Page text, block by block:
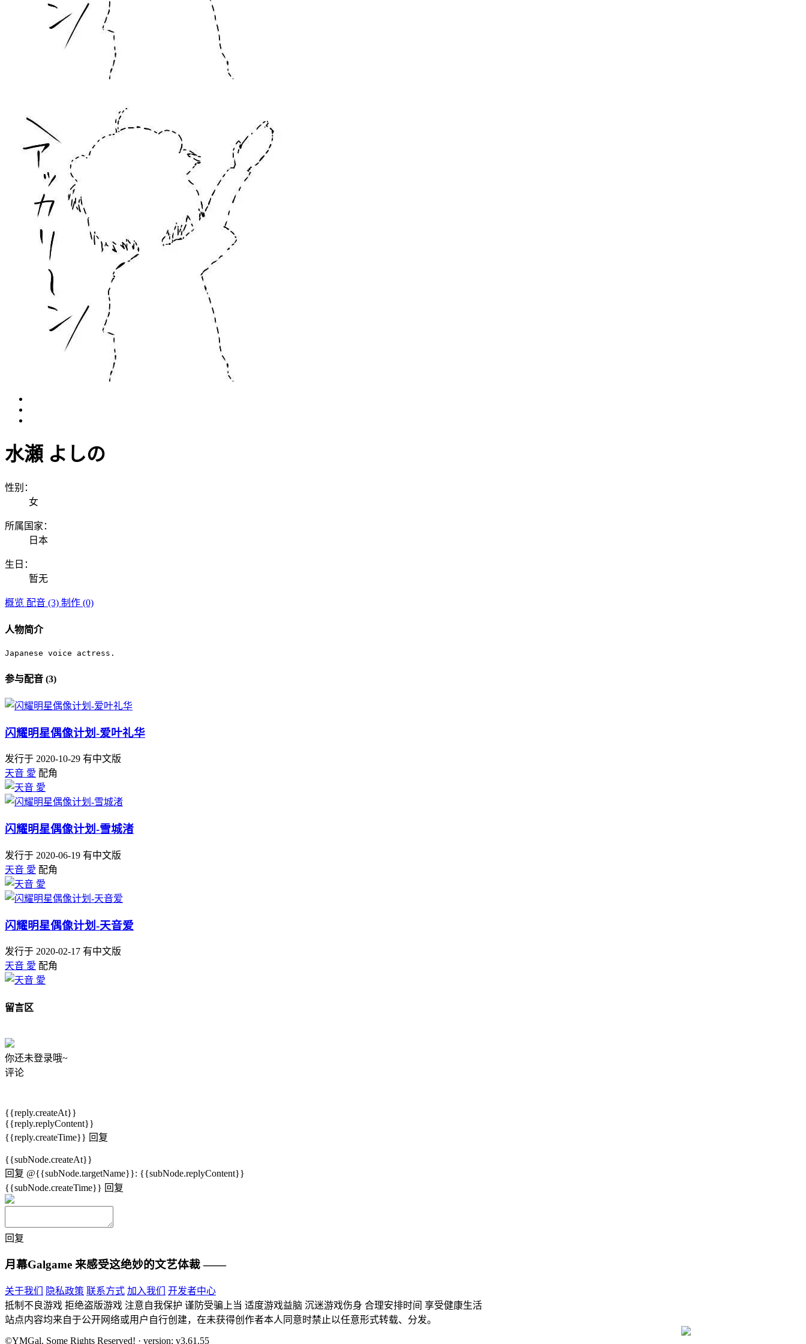
水瀬 よしの
性别：
女
所属国家：
日本
生日：
暂无
概览 配音 (3) 制作 (0)
人物简介
Japanese voice actress.
参与配音 (3)
闪耀明星偶像计划-爱叶礼华
发行于 2020-10-29 有中文版
天音 愛 配角
闪耀明星偶像计划-雪城渚
发行于 2020-06-19 有中文版
天音 愛 配角
闪耀明星偶像计划-天音爱
发行于 2020-02-17 有中文版
天音 愛 配角
留言区
你还未登录哦~
评论
{{reply.createAt}}
{{reply.replyContent}}
{{reply.createTime}} 回复
{{subNode.createAt}}
回复 @{{subNode.targetName}}: {{subNode.replyContent}}
{{subNode.createTime}} 回复
回复
月幕Galgame 来感受这绝妙的文艺体裁 ——
关于我们 隐私政策 联系方式 加入我们
开发者中心
抵制不良游戏 拒绝盗版游戏 注意自我保护 谨防受骗上当 适度游戏益脑 沉迷游戏伤身 合理安排时间 享受健康生活
站点内容均来自于公开网络或用户自行创建，在未获得创作者本人同意时禁止以任意形式转载、分发。
©YMGal. Some Rights Reserved! · version: v3.61.55